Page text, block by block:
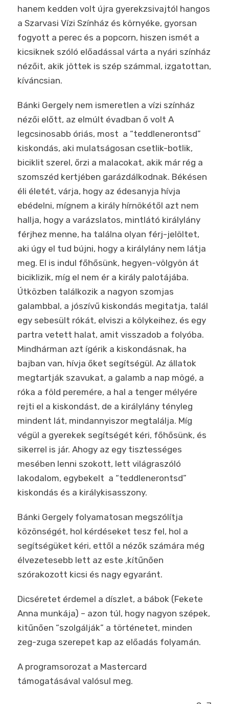
hanem kedden volt újra gyerekzsivajtól hangos
a Szarvasi Vízi Színház és környéke, gyorsan
fogyott a perec és a popcorn, hiszen ismét a
kicsiknek szóló előadással várta a nyári színház
nézőit, akik jöttek is szép számmal, izgatottan,
kíváncsian.
Bánki Gergely nem ismeretlen a vízi színház
nézői előtt, az elmúlt évadban ő volt A
legcsinosabb óriás, most a “teddlenerontsd”
kiskondás, aki mulatságosan csetlik-botlik,
biciklit szerel, őrzi a malacokat, akik már rég a
szomszéd kertjében garázdálkodnak. Békésen
éli életét, várja, hogy az édesanyja hívja
ebédelni, mígnem a király hírnökétől azt nem
hallja, hogy a varázslatos, mintlátó királylány
férjhez menne, ha találna olyan férj-jelöltet,
aki úgy el tud bújni, hogy a királylány nem látja
meg. El is indul főhősünk, hegyen-völgyön át
biciklizik, míg el nem ér a király palotájába.
Útközben találkozik a nagyon szomjas
galambbal, a jószívű kiskondás megitatja, talál
egy sebesült rókát, elviszi a kölykeihez, és egy
partra vetett halat, amit visszadob a folyóba.
Mindhárman azt ígérik a kiskondásnak, ha
bajban van, hívja őket segítségül. Az állatok
megtartják szavukat, a galamb a nap mögé, a
róka a föld peremére, a hal a tenger mélyére
rejti el a kiskondást, de a királylány tényleg
mindent lát, mindannyiszor megtalálja. Míg
végül a gyerekek segítségét kéri, főhősünk, és
sikerrel is jár. Ahogy az egy tisztességes
mesében lenni szokott, lett világraszóló
lakodalom, egybekelt a “teddlenerontsd”
kiskondás és a királykisasszony.
Bánki Gergely folyamatosan megszólítja
közönségét, hol kérdéseket tesz fel, hol a
segítségüket kéri, ettől a nézők számára még
élvezetesebb lett az este ,kítűnően
szórakozott kicsi és nagy egyaránt.
Dicséretet érdemel a díszlet, a bábok (Fekete
Anna munkája) – azon túl, hogy nagyon szépek,
kitűnően “szolgálják” a történetet, minden
zeg-zuga szerepet kap az előadás folyamán.
A programsorozat a Mastercard
támogatásával valósul meg.